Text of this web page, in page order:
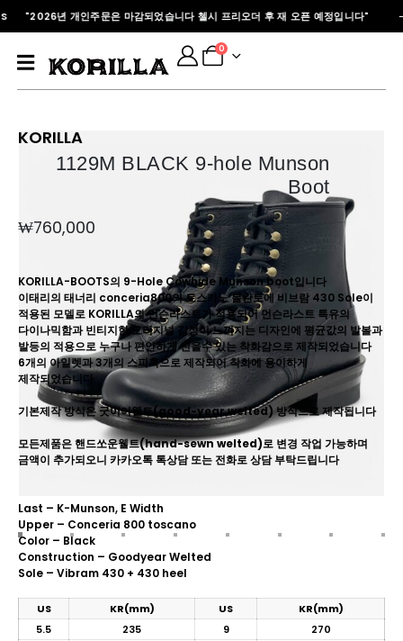
"2026년 개인주문은 마감되었습니다 첼시 프리오더 후 재 오픈 예정입니다"
0
KORILLA
1129M BLACK 9-hole Munson
Boot
₩760,000
KORILLA-BOOTS의 9-Hole Cowhide Munson boot입니다
이태리의 태너리 conceria800의 토스카노 볼란토에 비브람 430 Sole이
적용된 모델로 KORILLA의 먼슨라스트가 적용되어 먼슨라스트 특유의
다이나믹함과 빈티지한 오리지널 감성이 느껴지는 디자인에 평균값의 발볼과
발등의 적용으로 누구나 편안하게 신을수 있는 착화감으로 제작되었습니다
6개의 아일렛과 3개의 스피훅으로 제작되어 착화에 용이하게
제작되었습니다
기본제작 방식은 굿이어웰트(good-year welted) 방식으로 제작됩니다
모든제품은 핸드쏘운웰트(hand-sewn welted)로 변경 작업 가능하며
금액이 추가되오니 카카오톡 톡상담 또는 전화로 상담 부탁드립니다
Last – K-Munson, E Width
Upper – Conceria 800 toscano
Color – Black
Construction – Goodyear Welted
Sole – Vibram 430 + 430 heel
US KR(mm) US
KR(mm)
5.5
235 9
270